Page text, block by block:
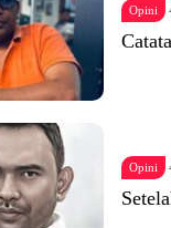
Opini
Opini